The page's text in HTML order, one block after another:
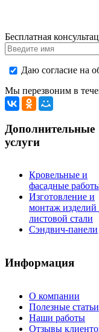
Бесплатная
Даю согласие на
Мы перезвоним в
Дополнительные
услуги
Кровельные и
фасадные
Изготовление и
монтаж изделий
листовой стали
Сэндвич-панели
Информация
О компании
Полезные статьи
Наши работы
Отзывы